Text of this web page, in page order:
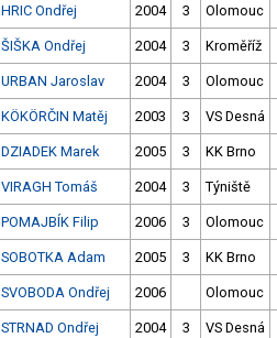
HRIC Ondřej 2004 3 Olomouc
ŠIŠKA Ondřej 2004 3 Kroměříž
URBAN Jaroslav 2004 3 Olomouc
KÖKÖRČIN Matěj 2003 3 VS Desná
DZIADEK Marek 2005 3 KK Brno
VIRAGH Tomáš 2004 3 Týniště
POMAJBÍK Filip 2006 3 Olomouc
SOBOTKA Adam 2005 3 KK Brno
SVOBODA Ondřej 2006 Olomouc
STRNAD Ondřej 2004 3 VS Desná